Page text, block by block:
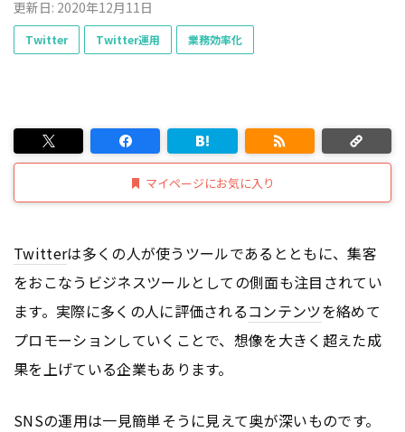
更新日: 2020年12月11日
Twitter Twitter運用 業務効率化
マイページにお気に入り
Twitterは多くの人が使うツールであるとともに、集客
をおこなうビジネスツールとしての側面も注目されてい
ます。実際に多くの人に評価されるコンテンツを絡めて
プロモーションしていくことで、想像を大きく超えた成
果を上げている企業もあります。
SNSの運用は一見簡単そうに見えて奥が深いものです。